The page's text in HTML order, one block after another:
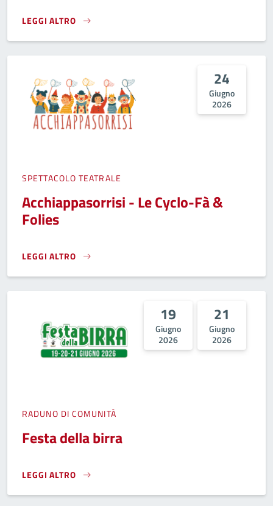
LEGGI ALTRO
COMMEDIA DIALETTALE AMEDEO 'CMÈ ME}
24
Giugno
2026
SPETTACOLO TEATRALE
Acchiappasorrisi - Le Cyclo-Fà &
Folies
LEGGI ALTRO
ACCHIAPPASORRISI - LE CYCLO-FÀ & FOLIES}
19
Giugno
2026
21
Giugno
2026
RADUNO DI COMUNITÀ
Festa della birra
LEGGI ALTRO
FESTA DELLA BIRRA}